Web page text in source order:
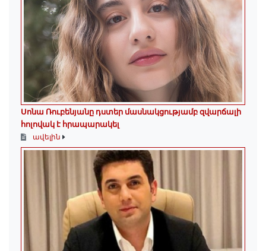
Սոնա Ռուբենյանը դստեր մասնակցությամբ զվարճալի
հոլովակ է հրապարակել
ավելին